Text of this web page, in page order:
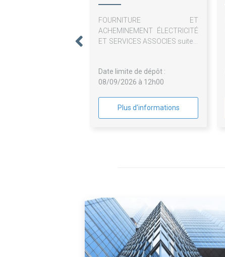
FOURNITURE ET
ACHEMINEMENT ÉLECTRICITÉ
ET SERVICES ASSOCIES suite à
Date limite de dépôt :
08/09/2026 à 12h00
Plus d'informations